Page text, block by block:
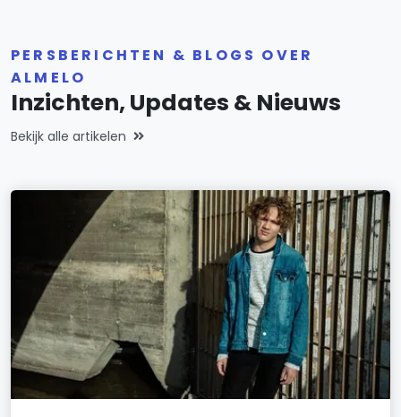
PERSBERICHTEN & BLOGS OVER
ALMELO
Inzichten, Updates & Nieuws
Bekijk alle artikelen